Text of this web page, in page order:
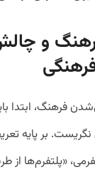
و
فرهنگ، ابتدا
نگریست. بر پایه
«پلتفرم‌ها از